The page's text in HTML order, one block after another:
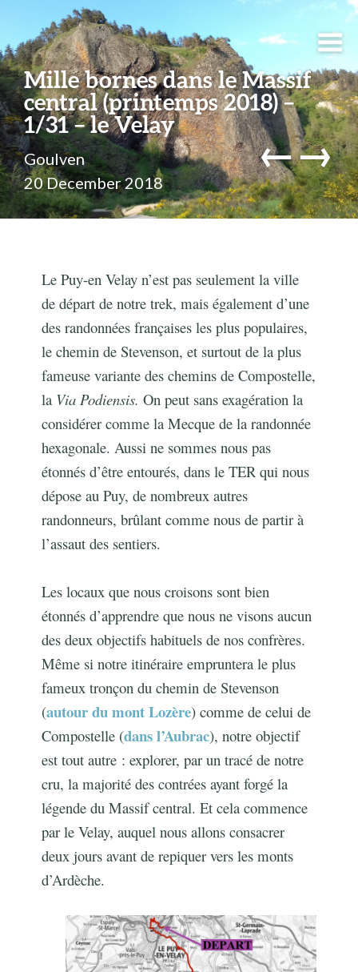
Mille bornes dans le Massif
central (printemps 2018) –
1/31 – le Velay
Goulven
20 December 2018
←→
Le Puy-en Velay n’est pas seulement la ville
de départ de notre trek, mais également d’une
des randonnées françaises les plus populaires,
le chemin de Stevenson, et surtout de la plus
fameuse variante des chemins de Compostelle,
la Via Podiensis.On peut sans exagération la
considérer comme la Mecque de la randonnée
hexagonale. Aussi ne sommes nous pas
étonnés d’être entourés, dans le TER qui nous
dépose au Puy, de nombreux autres
randonneurs, brûlant comme nous de partir à
l’assaut des sentiers.
Les locaux que nous croisons sont bien
étonnés d’apprendre que nous ne visons aucun
des deux objectifs habituels de nos confrères.
Même si notre itinéraire empruntera le plus
fameux tronçon du chemin de Stevenson
(autour du mont Lozère) comme de celui de
Compostelle (dans l’Aubrac), notre objectif
est tout autre : explorer, par un tracé de notre
cru, la majorité des contrées ayant forgé la
légende du Massif central. Et cela commence
par le Velay, auquel nous allons consacrer
deux jours avant de repiquer vers les monts
d’Ardèche.